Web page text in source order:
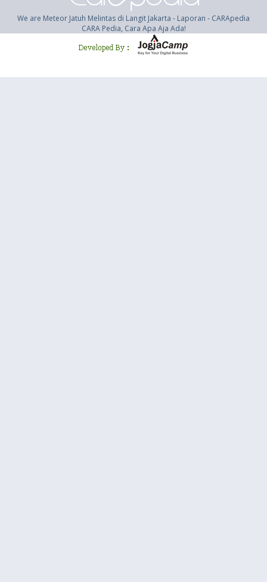
We are Meteor Jatuh Melintas di Langit Jakarta - Laporan - CARApedia
CARA Pedia, Cara Apa Aja Ada!